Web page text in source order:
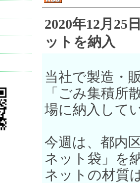
2020年12月25
ットを納入
当社で製造・
「ごみ集積所
場に納入して
今週は、都内
ネット袋」を
ネットの材質